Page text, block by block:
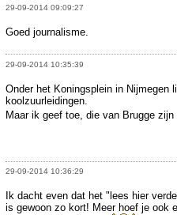
29-09-2014 09:09:27
Goed journalisme.
29-09-2014 10:35:39
Onder het Koningsplein in Nijmegen
koolzuurleidingen.
Maar ik geef toe, die van Brugge zijn
29-09-2014 10:36:29
Ik dacht even dat het "lees hier
is gewoon zo kort! Meer hoef je ook